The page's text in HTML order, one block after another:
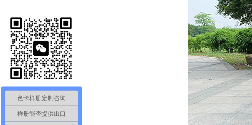
色卡样册定制咨询
样册能否提供出口